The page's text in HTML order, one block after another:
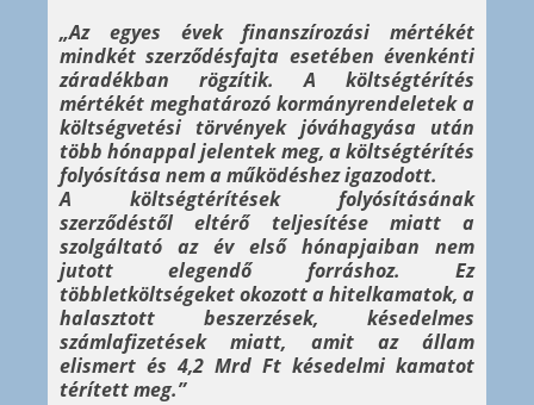
„Az egyes évek finanszírozási mértékét
mindkét szerződésfajta esetében évenkénti
záradékban rögzítik. A költségtérítés
mértékét meghatározó kormányrendeletek a
költségvetési törvények jóváhagyása után
több hónappal jelentek meg, a költségtérítés
folyósítása nem a működéshez igazodott.
A költségtérítések folyósításának
szerződéstől eltérő teljesítése miatt a
szolgáltató az év első hónapjaiban nem
jutott elegendő forráshoz. Ez
többletköltségeket okozott a hitelkamatok, a
halasztott beszerzések, késedelmes
számlafizetések miatt, amit az állam
elismert és 4,2 Mrd Ft késedelmi kamatot
térített meg.”